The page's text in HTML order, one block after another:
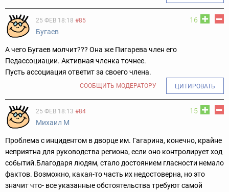
16
25 ФЕВ 18:18 #85
Бугаев
А чего Бугаев молчит??? Она же Пигарева член его
Педассоциации. Активная членка точнее.
Пусть ассоциация ответит за своего члена.
СООБЩИТЬ МОДЕРАТОРУ ЦИТИРОВАТЬ
15
25 ФЕВ 18:13 #84
Михаил M
Проблема с инцидентом в дворце им. Гагарина, конечно, крайне
неприятна для руководства региона, если оно контролирует ход
событий.Благодаря людям, стало достоянием гласности немало
фактов. Возможно, какая-то часть их недостоверна, но это
значит что- все указанные обстоятельства требуют самой